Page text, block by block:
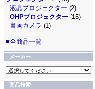
液晶プロジェクター (2)
OHPプロジェクター (15)
書画カメラ (1)
■全商品一覧
メーカー
商品検索